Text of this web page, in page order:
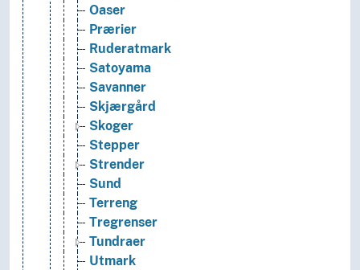
Oaser
Prærier
Ruderatmark
Satoyama
Savanner
Skjærgård
Skoger
Stepper
Strender
Sund
Terreng
Tregrenser
Tundraer
Utmark